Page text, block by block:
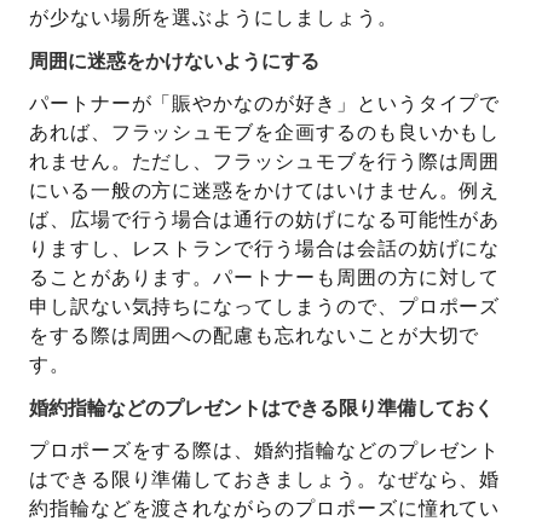
が少ない場所を選ぶようにしましょう。
周囲に迷惑をかけないようにする
パートナーが「賑やかなのが好き」というタイプで
あれば、フラッシュモブを企画するのも良いかもし
れません。ただし、フラッシュモブを行う際は周囲
にいる一般の方に迷惑をかけてはいけません。例え
ば、広場で行う場合は通行の妨げになる可能性があ
りますし、レストランで行う場合は会話の妨げにな
ることがあります。パートナーも周囲の方に対して
申し訳ない気持ちになってしまうので、プロポーズ
をする際は周囲への配慮も忘れないことが大切で
す。
婚約指輪などのプレゼントはできる限り準備しておく
プロポーズをする際は、婚約指輪などのプレゼント
はできる限り準備しておきましょう。なぜなら、婚
約指輪などを渡されながらのプロポーズに憧れてい